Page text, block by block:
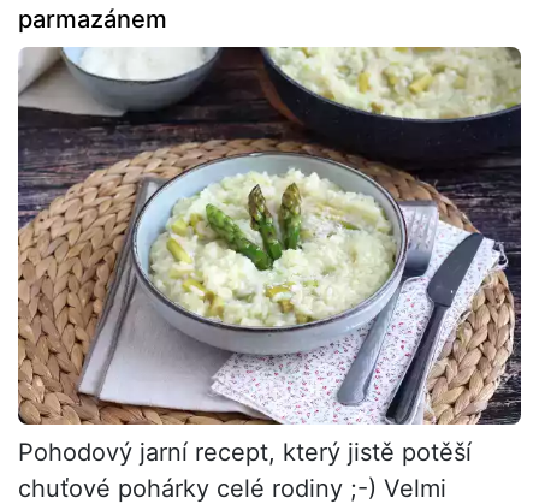
parmazánem
Pohodový jarní recept, který jistě potěší
chuťové pohárky celé rodiny ;-) Velmi